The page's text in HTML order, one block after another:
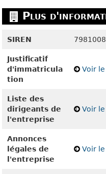
Plus
SIREN
Justificatif
d'immatricula
tion
Voir le
Liste des
dirigeants de
l'entreprise
Voir le
Annonces
légales de
l'entreprise
Voir le